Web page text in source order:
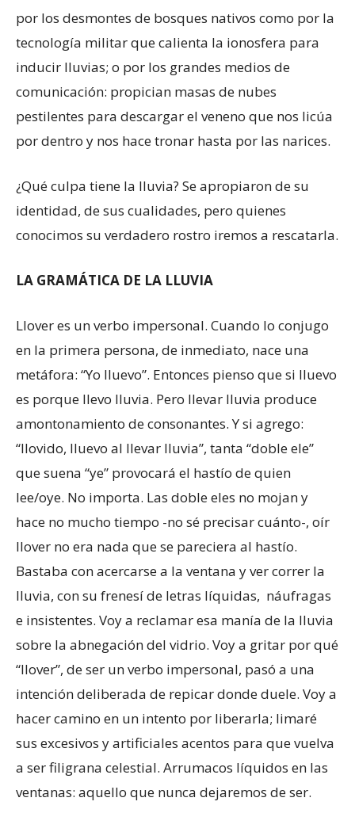
por los desmontes de bosques nativos como por la
tecnología militar que calienta la ionosfera para
inducir lluvias; o por los grandes medios de
comunicación: propician masas de nubes
pestilentes para descargar el veneno que nos licúa
por dentro y nos hace tronar hasta por las narices.
¿Qué culpa tiene la lluvia? Se apropiaron de su
identidad, de sus cualidades, pero quienes
conocimos su verdadero rostro iremos a rescatarla.
LA GRAMÁTICA DE LA LLUVIA
Llover es un verbo impersonal. Cuando lo conjugo
en la primera persona, de inmediato, nace una
metáfora: “Yo lluevo”. Entonces pienso que si lluevo
es porque llevo lluvia. Pero llevar lluvia produce
amontonamiento de consonantes. Y si agrego:
“llovido, lluevo al llevar lluvia”, tanta “doble ele”
que suena “ye” provocará el hastío de quien
lee/oye. No importa. Las doble eles no mojan y
hace no mucho tiempo -no sé precisar cuánto-, oír
llover no era nada que se pareciera al hastío.
Bastaba con acercarse a la ventana y ver correr la
lluvia, con su frenesí de letras líquidas, náufragas
e insistentes. Voy a reclamar esa manía de la lluvia
sobre la abnegación del vidrio. Voy a gritar por qué
“llover”, de ser un verbo impersonal, pasó a una
intención deliberada de repicar donde duele. Voy a
hacer camino en un intento por liberarla; limaré
sus excesivos y artificiales acentos para que vuelva
a ser filigrana celestial. Arrumacos líquidos en las
ventanas: aquello que nunca dejaremos de ser.